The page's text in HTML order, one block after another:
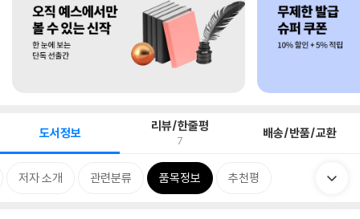
도서정보 리뷰/한줄평
7 배송/반품/교환
저자 소개 관련분류 품목정보 추천평